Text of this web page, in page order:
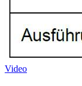
Video